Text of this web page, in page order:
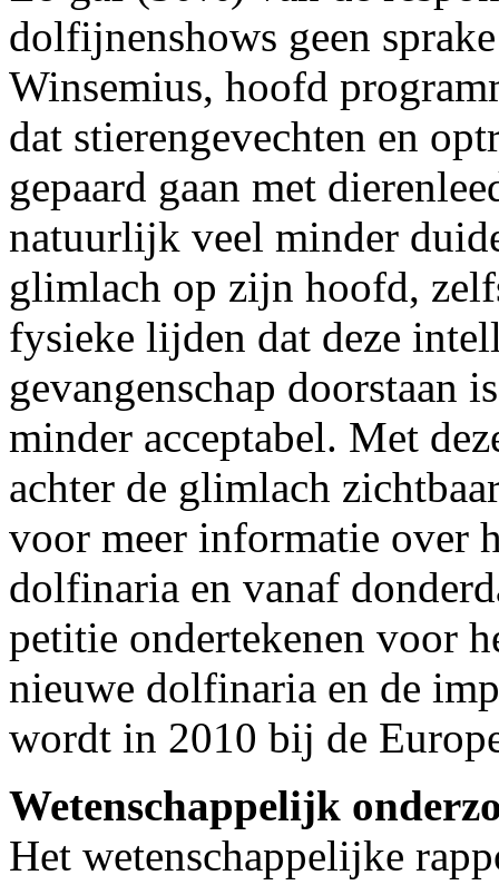
dolfijnenshows geen
Winsemius, hoofd
dat stierengevechten en
gepaard gaan met
natuurlijk veel minder
glimlach op zijn hoofd,
fysieke lijden dat deze
gevangenschap doorstaan
minder acceptabel. Met
achter de glimlach
voor meer informatie over
dolfinaria en vanaf
petitie ondertekenen voor
nieuwe dolfinaria en de
wordt in 2010 bij de
Wetenschappelijk
Het wetenschappelijke